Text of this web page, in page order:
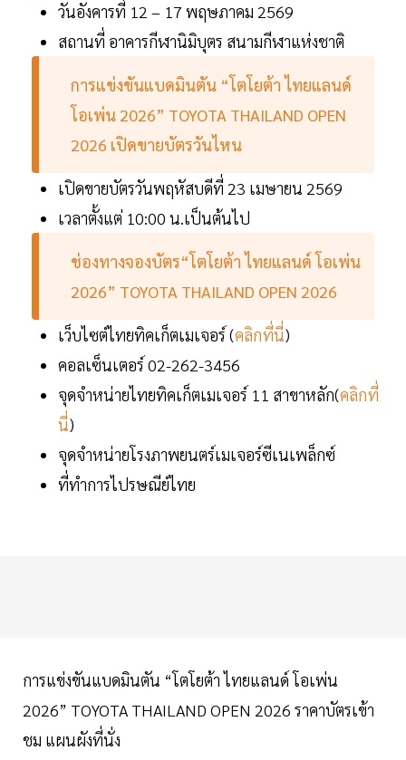
วันอังคารที่ 12 – 17 พฤษภาคม 2569
สถานที่ อาคารกีฬานิมิบุตร สนามกีฬาแห่งชาติ
การแข่งขันแบดมินตัน “โตโยต้า ไทยแลนด์
โอเพ่น 2026” TOYOTA THAILAND OPEN
2026 เปิดขายบัตรวันไหน
เปิดขายบัตรวันพฤหัสบดีที่ 23 เมษายน 2569
เวลาตั้งแต่ 10:00 น.เป็นต้นไป
ช่องทางจองบัตร“โตโยต้า ไทยแลนด์ โอเพ่น
2026” TOYOTA THAILAND OPEN 2026
เว็บไซต์ไทยทิคเก็ตเมเจอร์ (คลิกที่นี่)
คอลเซ็นเตอร์ 02-262-3456
จุดจำหน่ายไทยทิคเก็ตเมเจอร์ 11 สาขาหลัก(คลิกที่
นี่)
จุดจำหน่ายโรงภาพยนตร์เมเจอร์ซีเนเพล็กซ์
ที่ทำการไปรษณีย์ไทย
การแข่งขันแบดมินตัน “โตโยต้า ไทยแลนด์ โอเพ่น
2026” TOYOTA THAILAND OPEN 2026 ราคาบัตรเข้า
ชม แผนผังที่นั่ง